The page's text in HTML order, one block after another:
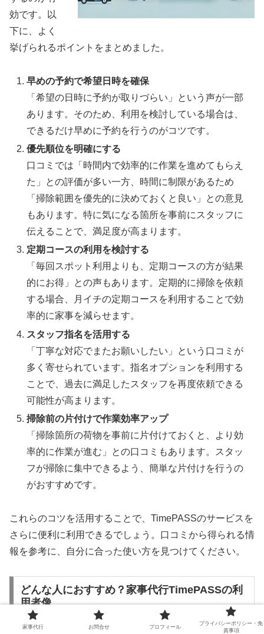
効です。以
下に、よく
挙げられるポイントをまとめました。
早めの予約で希望日時を確保
「希望の日時に予約が取りづらい」という声が一部
あります。そのため、利用を検討している場合は、
できるだけ早めに予約を行うのがコツです。
優先順位を明確にする
口コミでは「時間内で効率的に作業を進めてもらえ
た」との評価が多い一方、時間に制限があるため
「掃除範囲を優先的に決めておくと良い」との意見
もあります。特に気になる箇所を事前にスタッフに
伝えることで、満足度が高まります。
定期コースの利用を検討する
「毎回スポット利用よりも、定期コースの方が結果
的にお得」との声もあります。定期的に掃除を依頼
する場合、月イチの定期コースを利用することで効
率的に家事を減らせます。
スタッフ指名を活用する
「丁寧な対応でまたお願いしたい」という口コミが
多く寄せられています。指名オプションを利用する
ことで、過去に満足したスタッフを再度依頼できる
可能性が高まります。
掃除前の片付けで作業効率アップ
「掃除箇所の荷物を事前に片付けておくと、より効
率的に作業が進む」との口コミもあります。スタッ
フが掃除に集中できるよう、簡単な片付けを行うの
がおすすめです。
これらのコツを活用することで、TimePASSのサービスを
さらに便利に利用できるでしょう。口コミから得られる情
報を参考に、自分に合った使い方を見つけてください。
どんな人におすすめ？家事代行TimePASSの利
用者像
家事代行 お問合せ プロフィール
プライバシーポリシー・免
責事項